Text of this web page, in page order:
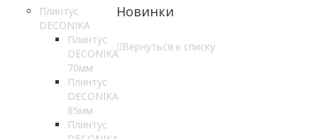
Плинтус
DECONIKA
Плинтус
DECONIKA
70мм
Плинтус
DECONIKA
85мм
Плинтус
Новинки
Вернуться к списку